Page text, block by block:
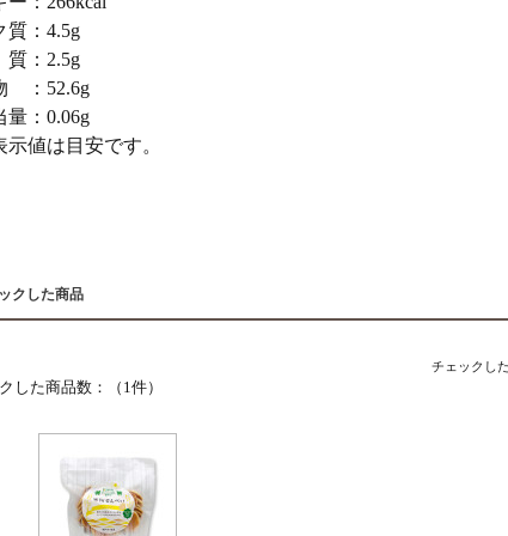
質：4.5g
2.5g
：52.6g
量：0.06g
値は目安です。
クした商品
チェックし
した商品数：（1件）